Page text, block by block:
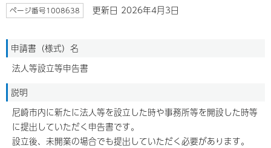
ページ番号1008638 更新日 2026年4月3日
申請書（様式）名
法人等設立等申告書
説明
尼崎市内に新たに法人等を設立した時や事務所等を開設した時等
に提出していただく申告書です。
設立後、未開業の場合でも提出していただく必要があります。